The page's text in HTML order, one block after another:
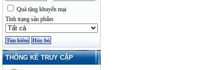
Quà tặng khuyến mại
Tình trạng sản phẩm
THỐNG KÊ TRUY CẬP